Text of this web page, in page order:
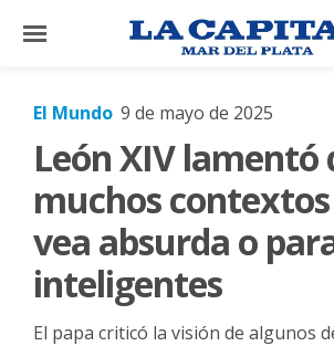
×
El
Mundo
La
El Mundo 9 de mayo de 2025
León XIV lamentó
muchos
vea absurda o
inteligentes
El papa criticó la visión de algunos